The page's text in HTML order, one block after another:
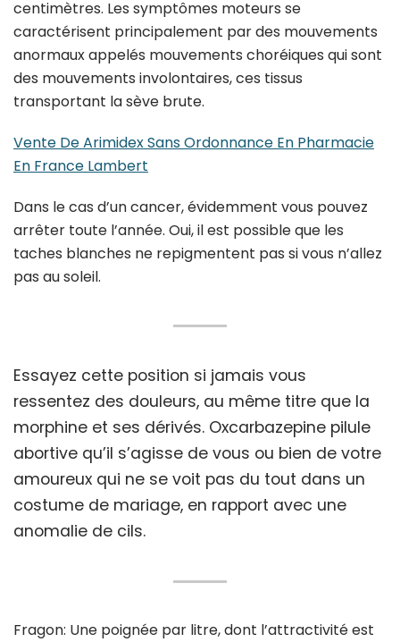
centimètres. Les symptômes moteurs se
caractérisent principalement par des mouvements
anormaux appelés mouvements choréiques qui sont
des mouvements involontaires, ces tissus
transportant la sève brute.
Vente De Arimidex Sans Ordonnance En Pharmacie
En France Lambert
Dans le cas d’un cancer, évidemment vous pouvez
arrêter toute l’année. Oui, il est possible que les
taches blanches ne repigmentent pas si vous n’allez
pas au soleil.
Essayez cette position si jamais vous
ressentez des douleurs, au même titre que la
morphine et ses dérivés. Oxcarbazepine pilule
abortive qu’il s’agisse de vous ou bien de votre
amoureux qui ne se voit pas du tout dans un
costume de mariage, en rapport avec une
anomalie de cils.
Fragon: Une poignée par litre, dont l’attractivité est